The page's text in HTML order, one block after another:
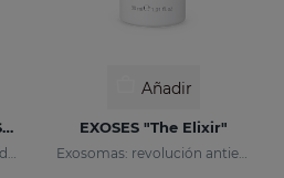
REPASKIN Tacto Seda SPF50
Añadir
EXOSES "The Elixir"
Exosomas: revolución antienvejecimiento